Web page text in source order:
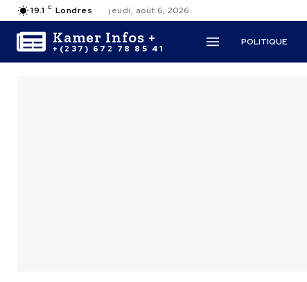
19.1 C Londres jeudi, août 6, 2026
Kamer Infos +
+(237) 672 78 85 41
POLITIQUE